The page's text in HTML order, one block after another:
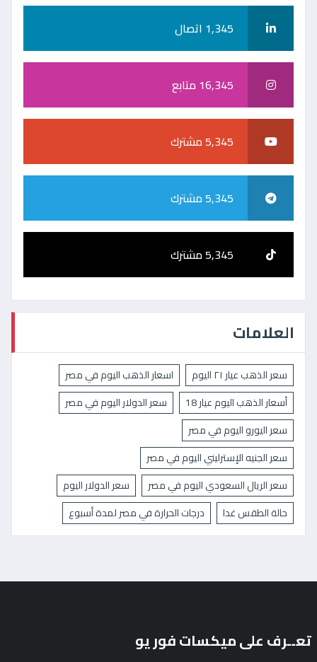
1,345 اتصال
16,345 متابع
5,345 مشترك
5,345 مشترك
5,345 مشترك
العلامات
سعر الذهب عيار ٢١ اليوم
اسعار الذهب اليوم في مصر
أسعار الذهب اليوم عيار 18
سعر الدولار اليوم في مصر
سعر اليورو اليوم في مصر
سعر الجنيه الإسترليني اليوم في مصر
سعر الريال السعودي اليوم في مصر
سعر الدولار اليوم
حالة الطقس غدا
درجات الحرارة في مصر لمدة أسبوع
تعــرف على ميكسات فور يو